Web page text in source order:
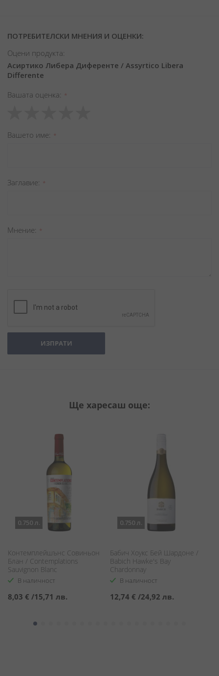
ПОТРЕБИТЕЛСКИ МНЕНИЯ И ОЦЕНКИ:
Оцени продукта:
Асиртико Либера Диференте / Assyrtico Libera
Differente
Вашата оценка
star
stars
stars
stars
stars
Вашето име
Заглавиe
Мнение
ИЗПРАТИ
Ще харесаш още:
0.750 л.
Контемплейшънс Совиньон
Блан / Contemplations
Sauvignon Blanc
В наличност
8,03 € /15,71 лв.
0.750 л.
Бабич Хоукс Бей Шардоне /
Babich Hawke's Bay
Chardonnay
В наличност
12,74 € /24,92 лв.